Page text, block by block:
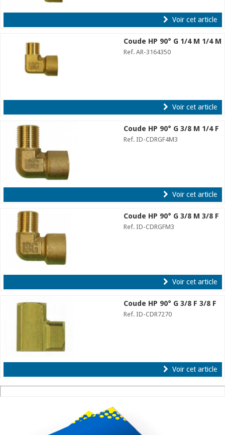
Voir cet article
Coude HP 90° G 1/4 M 1/4 M
Ref. AR-3164350
Voir cet article
Coude HP 90° G 3/8 M 1/4 F
Ref. ID-CDRGF4M3
Voir cet article
Coude HP 90° G 3/8 M 3/8 F
Ref. ID-CDRGFM3
Voir cet article
Coude HP 90° G 3/8 F 3/8 F
Ref. ID-CDR7270
Voir cet article